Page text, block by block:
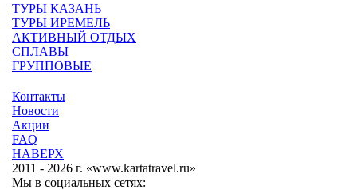
Контакты
Новости
Акции
FAQ
НАВЕРХ
2011 - 2026 г. «www.kartatravel.ru»
ТУРЫ КАЗАНЬ
ТУРЫ ИРЕМЕЛЬ
АКТИВНЫЙ ОТДЫХ
СПЛАВЫ
ГРУППОВЫЕ
Мы в социальных сетях: